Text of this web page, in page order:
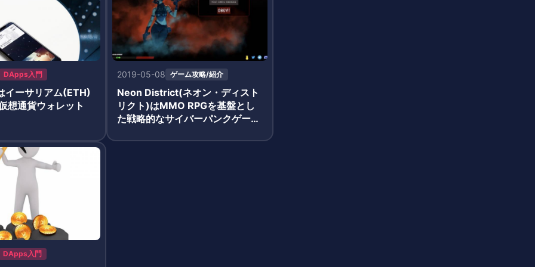
DApps入門
イーサリアム(ETH)
想通貨ウォレット
2019-05-08 ゲーム攻略/紹介
Neon District(ネオン・ディスト
リクト)はMMO RPGを基盤とし
た戦略的なサイバーパンクゲー
DApps入門